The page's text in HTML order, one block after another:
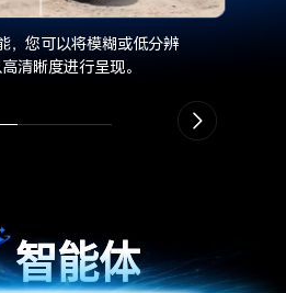
，您可以将模糊或低分辨
清晰度进行呈现。
智能体